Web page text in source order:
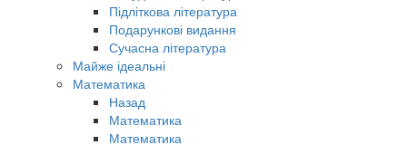
Підліткова література
Подарункові видання
Сучасна література
Майже ідеальні
Математика
Назад
Математика
Математика